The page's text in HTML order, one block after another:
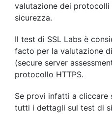
valutazione dei protocolli
sicurezza.
Il test di SSL Labs è
facto per la valutazione
(secure server
protocollo HTTPS.
Se provi infatti a cliccare
tutti i dettagli sul test di